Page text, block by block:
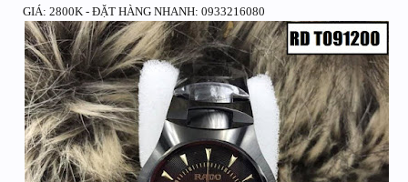
GIÁ: 2800K - ĐẶT HÀNG NHANH: 0933216080